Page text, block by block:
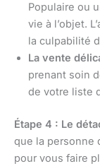
Populaire ou
vie à l’objet.
la culpabilité
La vente
prenant soin
de votre liste
Étape 4 : Le
que la personne
pour vous faire